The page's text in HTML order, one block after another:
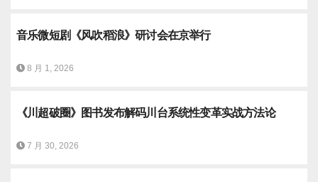
音乐微短剧《风吹稻浪》研讨会在京举行
8 月 1, 2026
《川超破圈》图书发布解码川台系统性变革实战方法论
7 月 30, 2026